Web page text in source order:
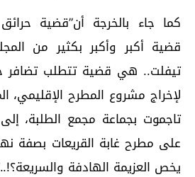
كما جاء بالخرجة أن”قضية
قضية أكبر وأكبر بكثير من
تيفلت.. هي قضية تتطلب تضافر
لإخراج مشروع المطرح الإقليمي،
تاجموت بجماعة مجمع الطلبة،
على مطرح غابة القريعات بصفة
يخص العزيمة الهادفة